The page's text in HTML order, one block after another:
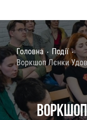
Головна
Події
Воркшоп Лєнки